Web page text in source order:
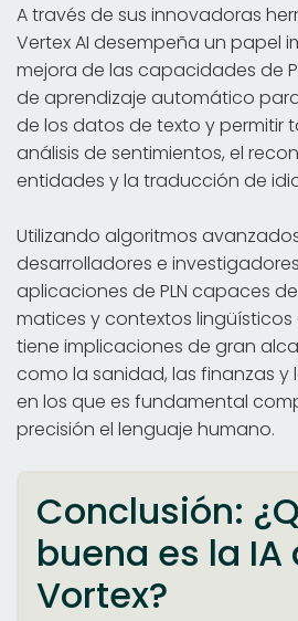
A través de sus innovadoras
Vertex AI desempeña un papel
mejora de las capacidades de
de aprendizaje automático
de los datos de texto y permitir
análisis de sentimientos, el
entidades y la traducción de
Utilizando algoritmos
desarrolladores e
aplicaciones de PLN capaces
matices y contextos lingüísticos
tiene implicaciones de gran
como la sanidad, las finanzas y
en los que es fundamental
precisión el lenguaje humano.
Conclusión:
buena es la IA
Vortex?